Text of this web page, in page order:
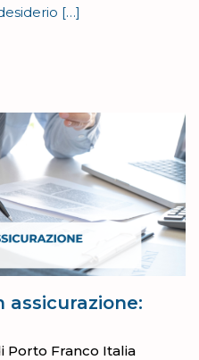
[…]
assicurazione:
Porto Franco Italia